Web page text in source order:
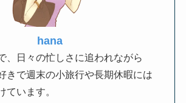
hana
、日々の忙しさに追われながら
きで週末の小旅行や長期休暇には
ています。